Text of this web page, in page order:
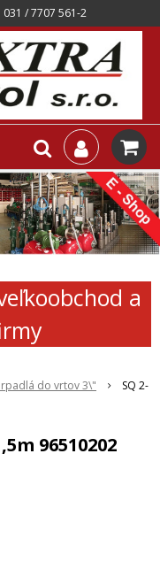
031 / 7707 561-2
a
do vrtov 3\"
SQ 2-
96510202